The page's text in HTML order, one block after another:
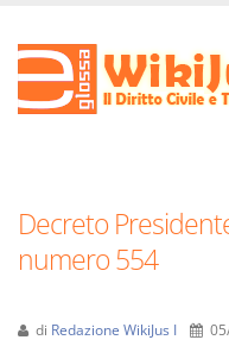
Decreto
numero 554
di Redazione WikiJus I